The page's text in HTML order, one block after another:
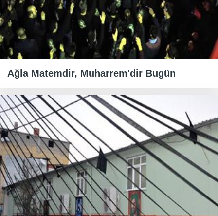
Ağla Matemdir, Muharrem'dir Bugün